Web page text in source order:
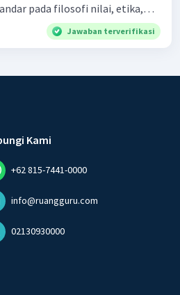
pada filosofi nilai, etika,
e. produk tentang nilai dalam
geografis atau lingkungan
Jawaban terverifikasi
Kami
+62 815-7441-0000
info@ruangguru.com
02130930000